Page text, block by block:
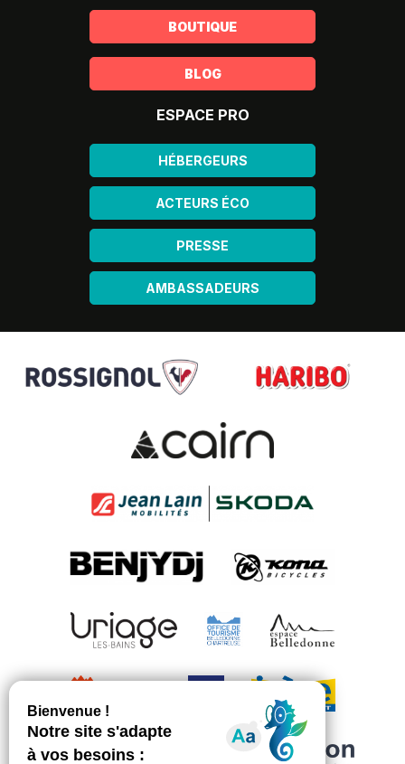
BOUTIQUE
BLOG
ESPACE PRO
HÉBERGEURS
ACTEURS ÉCO
PRESSE
AMBASSADEURS